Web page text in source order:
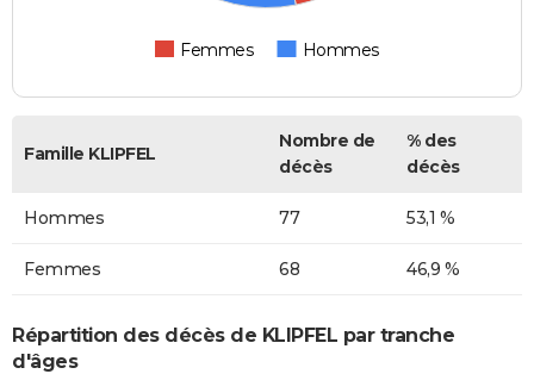
Femmes Hommes
Famille KLIPFEL
Nombre de
décès
% des
décès
Hommes 77 53,1 %
Femmes 68 46,9 %
Répartition des décès de KLIPFEL par tranche
d'âges